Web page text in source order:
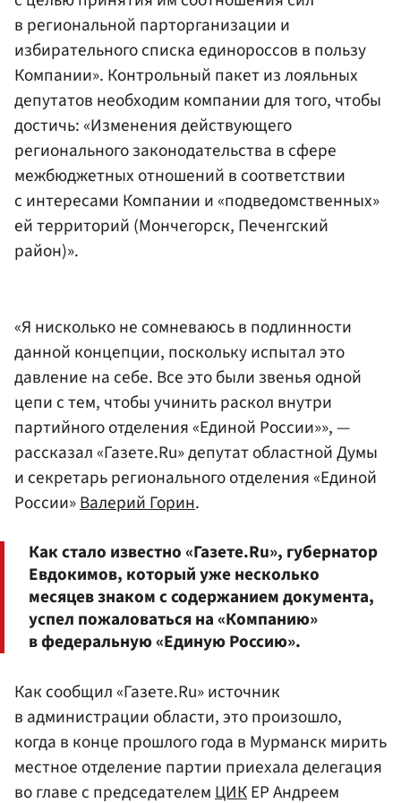
в региональной парторганизации и
избирательного списка единороссов в пользу
Компании». Контрольный пакет из лояльных
депутатов необходим компании для того, чтобы
достичь: «Изменения действующего
регионального законодательства в сфере
межбюджетных отношений в соответствии
с интересами Компании и «подведомственных»
ей территорий (Мончегорск, Печенгский
район)».
«Я нисколько не сомневаюсь в подлинности
данной концепции, поскольку испытал это
давление на себе. Все это были звенья одной
цепи с тем, чтобы учинить раскол внутри
партийного отделения «Единой России»», —
рассказал «Газете.Ru» депутат областной Думы
и секретарь регионального отделения «Единой
России»Валерий Горин.
Как стало известно «Газете.Ru», губернатор
Евдокимов, который уже несколько
месяцев знаком с содержанием документа,
успел пожаловаться на «Компанию»
в федеральную «Единую Россию».
Как сообщил «Газете.Ru» источник
в администрации области, это произошло,
когда в конце прошлого года в Мурманск мирить
местное отделение партии приехала делегация
во главе с председателемЦИКЕР Андреем